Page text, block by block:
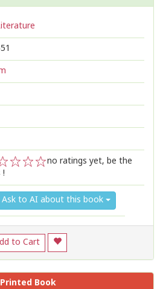
no ratings yet, be the
!
Ask to AI about this book
to Cart
Printed Book